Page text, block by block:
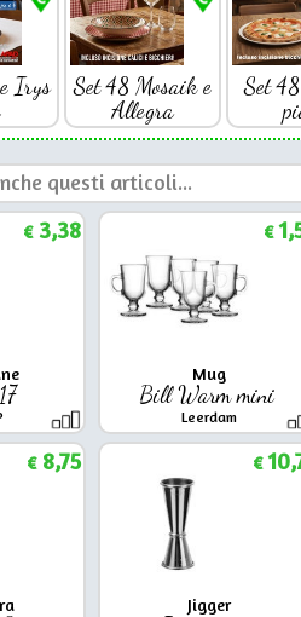
Irys
Set 48 Mosaik e
Allegra
Set
questi articoli...
€3,38
Mug
Bill Warm mini
Leerdam
€
€8,75
Jigger
€